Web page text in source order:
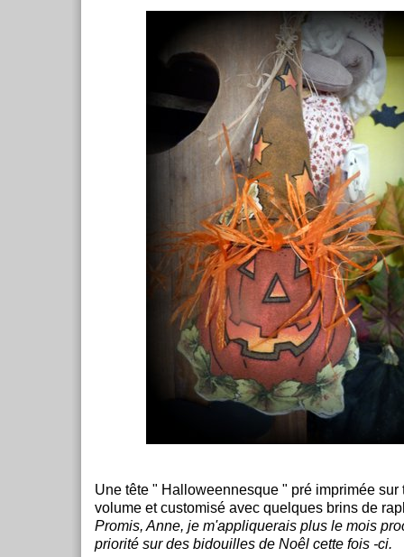
Une tête " Halloweennesque " pré imprimée sur
volume et customisé avec quelques brins de
Promis, Anne, je m'appliquerais plus le mois
priorité sur des bidouilles de Noêl cette fois -ci.